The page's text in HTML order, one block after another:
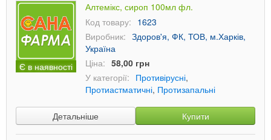
Є в наявності
Алтемікс, сироп 100мл фл.
Код товару: 1623
Виробник: Здоров'я, ФК, ТОВ, м.Харків,
Україна
Ціна: 58,00 грн
У категорії: Противірусні,
Протиастматичні, Протизапальні
Детальніше Купити